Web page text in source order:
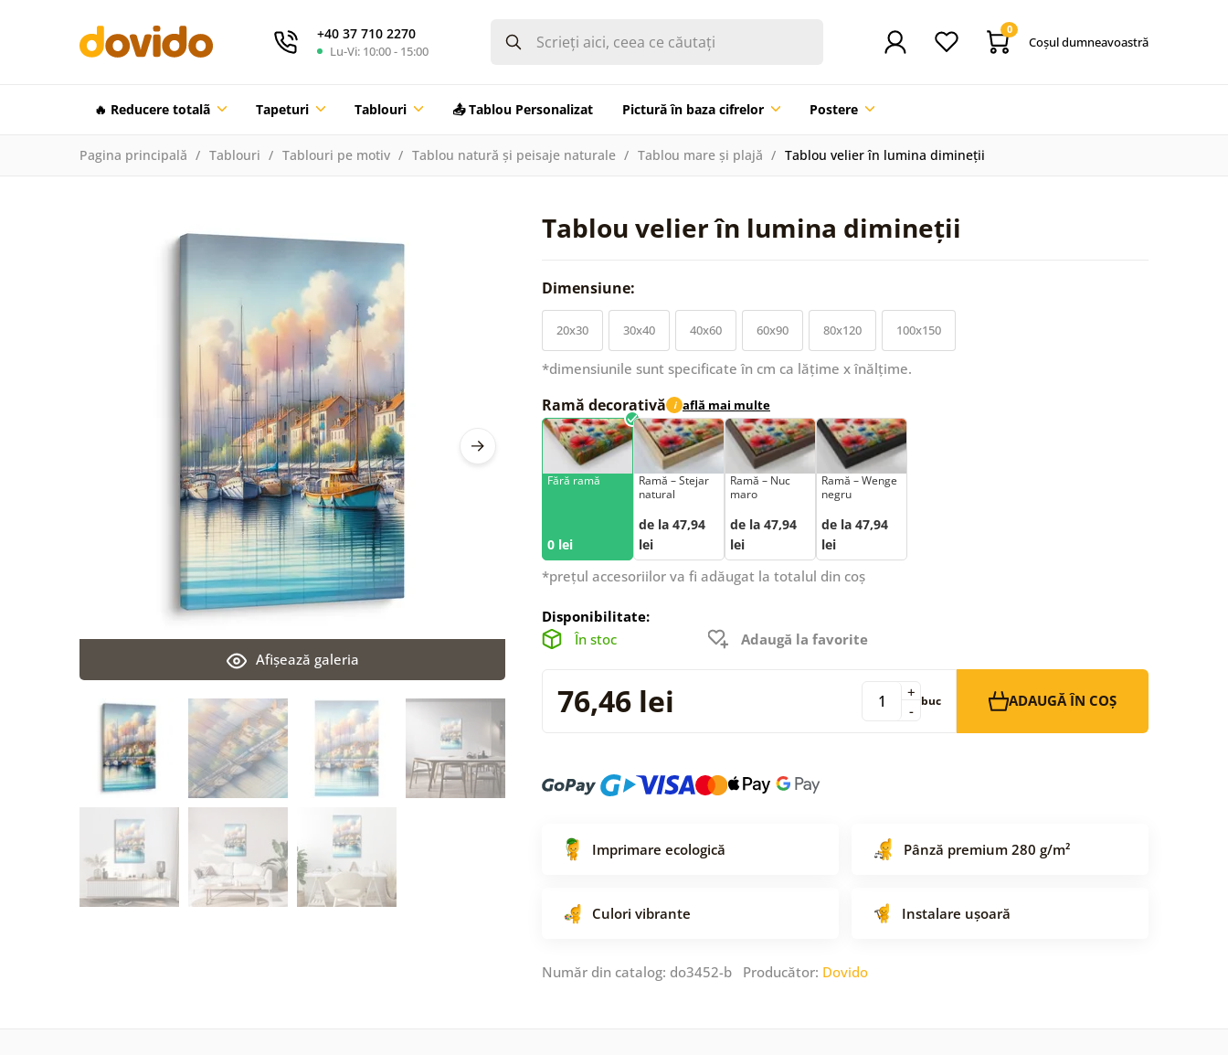
+40 37 710 2270
Lu-Vi: 10:00 - 15:00
0
Coşul dumneavoastră
🔥 Reducere totalã Tapeturi Tablouri 📤 Tablou Personalizat Pictură în baza cifrelor Postere
Pagina principală Tablouri Tablouri pe motiv Tablou natură și peisaje naturale Tablou mare și plajă Tablou velier în lumina dimineții
Tablou velier în lumina dimineții
Afişează galeria
Dimensiune:
20x30 30x40 40x60 60x90 80x120 100x150
*dimensiunile sunt specificate în cm ca lățime x înălțime.
Ramă decorativă i află mai multe
Fără ramă
0 lei
Ramă – Stejar
natural
de la 47,94
lei
Ramă – Nuc
maro
de la 47,94
lei
Ramă – Wenge
negru
de la 47,94
lei
*prețul accesoriilor va fi adăugat la totalul din coș
Disponibilitate:
În stoc
Adaugă la favorite
76,46 lei -
+ buc ADAUGĂ ÎN COȘ
Imprimare ecologică Pânză premium 280 g/m²
Culori vibrante Instalare ușoară
Număr din catalog: do3452-b Producător: Dovido